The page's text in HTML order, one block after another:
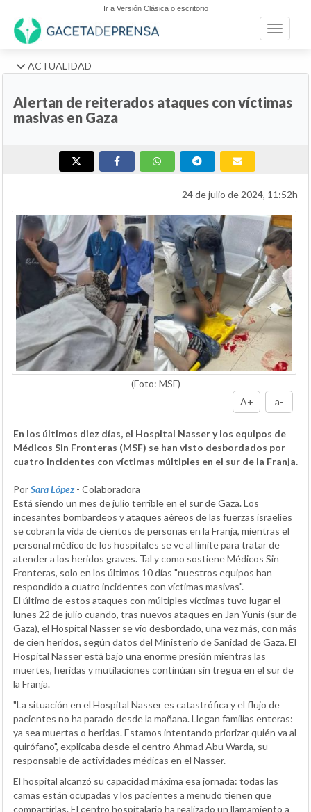
Ir a Versión Clásica o escritorio
Toggle
ACTUALIDAD
Alertan de reiterados ataques con víctimas
masivas en Gaza
24 de julio de 2024, 11:52h
(Foto: MSF)
A+
a-
En los últimos diez días, el Hospital Nasser y los equipos de
Médicos Sin Fronteras (MSF) se han visto desbordados por
cuatro incidentes con víctimas múltiples en el sur de la Franja.
PorSara López - Colaboradora
Está siendo un mes de julio terrible en el sur de Gaza. Los
incesantes bombardeos y ataques aéreos de las fuerzas israelíes
se cobran la vida de cientos de personas en la Franja, mientras el
personal médico de los hospitales se ve al límite para tratar de
atender a los heridos graves. Tal y como sostiene Médicos Sin
Fronteras, solo en los últimos 10 días "nuestros equipos han
respondido a cuatro incidentes con víctimas masivas".
El último de estos ataques con múltiples víctimas tuvo lugar el
lunes 22 de julio cuando, tras nuevos ataques en Jan Yunis (sur de
Gaza), el Hospital Nasser se vio desbordado, una vez más, con más
de cien heridos, según datos del Ministerio de Sanidad de Gaza. El
Hospital Nasser está bajo una enorme presión mientras las
muertes, heridas y mutilaciones continúan sin tregua en el sur de
la Franja.
"La situación en el Hospital Nasser es catastrófica y el flujo de
pacientes no ha parado desde la mañana. Llegan familias enteras:
ya sea muertas o heridas. Estamos intentando priorizar quién va al
quirófano", explicaba desde el centro Ahmad Abu Warda, su
responsable de actividades médicas en el Nasser.
El hospital alcanzó su capacidad máxima esa jornada: todas las
camas están ocupadas y los pacientes a menudo tienen que
compartirlas. El centro hospitalario ha realizado un llamamiento a